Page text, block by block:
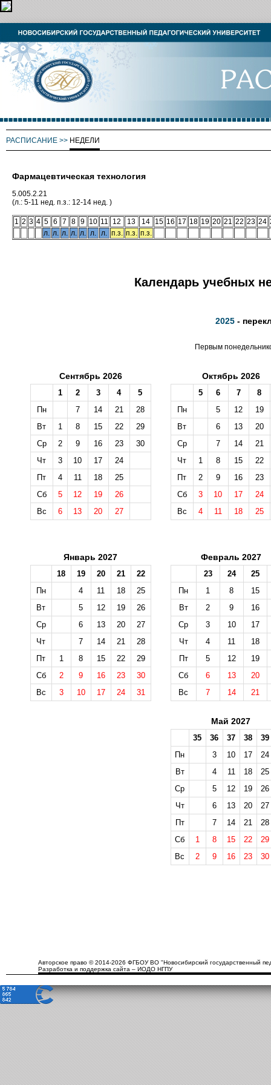
РАСПИСАНИЕ >> НЕДЕЛИ
Фармацевтическая технология
5.005.2.21
(л.: 5-11 нед. п.з.: 12-14 нед. )
1 2 3 4 5 6 7 8 9 10 11 12 13 14 15 16 17 18 19 20 21 22 23 24
л. л. л. л. л. л. л. п.з. п.з. п.з.
Календарь учебных
2025 -
Первым
Сентябрь 2026
1 2 3 4
5
Пн
7 14 21
28
Вт
1 8 15 22
29
Ср
2 9 16 23
30
Чт
3 10 17
24
Пт
4 11 18
25
Сб
5 12 19
26
Вс
6 13 20 27
Октябрь 2026
5 6 7
8
Пн
5 12
19
Вт
6 13
20
Ср
7 14
21
Чт
1 8 15
22
Пт
2 9 16
23
Сб
3 10 17
24
Вс
4 11 18 25
Январь 2027
18 19 20 21
22
Пн
4 11 18
25
Вт
5 12 19
26
Ср
6 13 20
27
Чт
7 14 21
28
Пт
1 8 15 22
29
Сб
2 9 16 23
30
Вс
3 10 17 24 31
Февраль 2027
23 24
25
Пн
1 8
15
Вт
2 9
16
Ср
3 10
17
Чт
4 11
18
Пт
5 12
19
Сб
6 13
20
Вс
7 14 21
Май 2027
35 36 37 38
39
Пн
3 10 17
24
Вт
4 11 18
25
Ср
5 12 19
26
Чт
6 13 20
27
Пт
7 14 21
28
Сб
1 8 15 22
29
Вс
2 9 16 23 30
Авторское право © 2014-2026 ФГБОУ ВО "Новосибирский государственный
Разработка и поддержка сайта – ИОДО НГПУ